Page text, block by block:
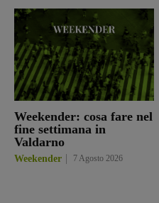
Weekender: cosa fare nel
fine settimana in
Valdarno
Weekender 7 Agosto 2026